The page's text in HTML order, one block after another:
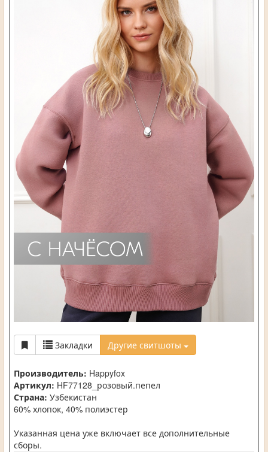
Закладки Другие свитшоты
Производитель: Happyfox
Артикул: HF77128_розовый.пепел
Страна: Узбекистан
60% хлопок, 40% полиэстер
Указанная цена уже включает все дополнительные
сборы.